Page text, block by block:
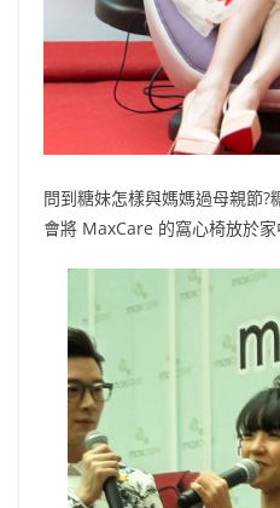
問到糖妹怎樣與媽媽過母親節
會將 MaxCare 的窩心椅放於家